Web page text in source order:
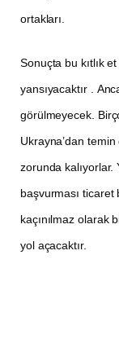
ortakları.
Sonuçta bu kıtlık
yansıyacaktır .
görülmeyecek.
Ukrayna’dan
zorunda
başvurması ticaret
kaçınılmaz olarak
yol açacaktır.